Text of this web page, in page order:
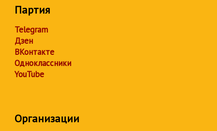
Партия
Telegram
Дзен
ВКонтакте
Одноклассники
YouTube
Организации